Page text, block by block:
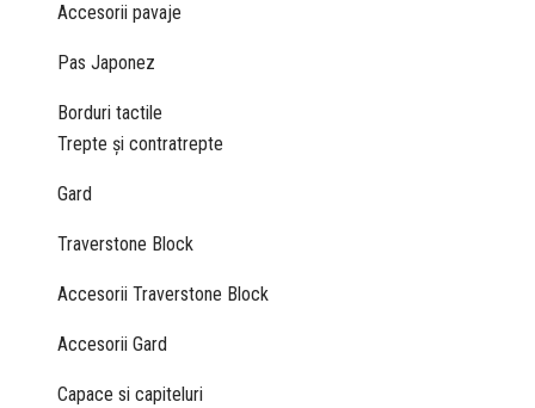
Accesorii pavaje
Pas Japonez
Borduri tactile
Trepte și contratrepte
Gard
Traverstone Block
Accesorii Traverstone Block
Accesorii Gard
Capace si capiteluri